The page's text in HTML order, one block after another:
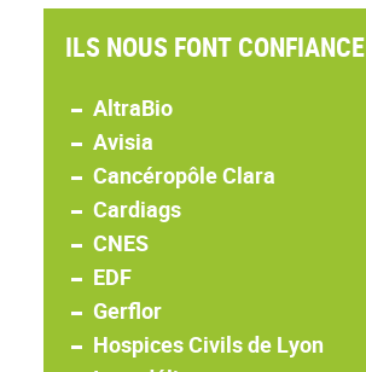
ILS NOUS FONT CONFIANCE
AltraBio
Avisia
Cancéropôle Clara
Cardiags
CNES
EDF
Gerflor
Hospices Civils de Lyon